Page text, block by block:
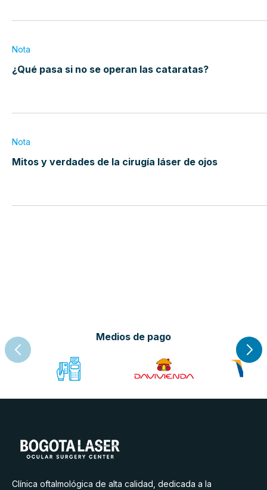
Nota
¿Qué pasa si no se operan las cataratas?
Nota
Mitos y verdades de la cirugía láser de ojos
Medios de pago
Clínica oftalmológica de alta calidad, dedicada a la